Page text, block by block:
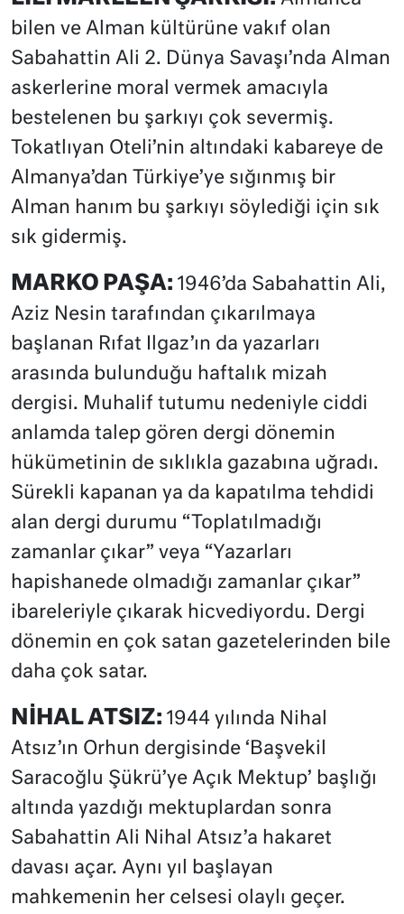
bilen ve Alman kültürüne vakıf olan
Sabahattin Ali 2. Dünya Savaşı’nda Alman
askerlerine moral vermek amacıyla
bestelenen bu şarkıyı çok severmiş.
Tokatlıyan Oteli’nin altındaki kabareye de
Almanya’dan Türkiye’ye sığınmış bir
Alman hanım bu şarkıyı söylediği için sık
sık gidermiş.
MARKO PAŞA: 1946’da Sabahattin Ali,
Aziz Nesin tarafından çıkarılmaya
başlanan Rıfat Ilgaz’ın da yazarları
arasında bulunduğu haftalık mizah
dergisi. Muhalif tutumu nedeniyle ciddi
anlamda talep gören dergi dönemin
hükümetinin de sıklıkla gazabına uğradı.
Sürekli kapanan ya da kapatılma tehdidi
alan dergi durumu “Toplatılmadığı
zamanlar çıkar” veya “Yazarları
hapishanede olmadığı zamanlar çıkar”
ibareleriyle çıkarak hicvediyordu. Dergi
dönemin en çok satan gazetelerinden bile
daha çok satar.
NİHAL ATSIZ: 1944 yılında Nihal
Atsız’ın Orhun dergisinde ‘Başvekil
Saracoğlu Şükrü’ye Açık Mektup’ başlığı
altında yazdığı mektuplardan sonra
Sabahattin Ali Nihal Atsız’a hakaret
davası açar. Aynı yıl başlayan
mahkemenin her celsesi olaylı geçer.